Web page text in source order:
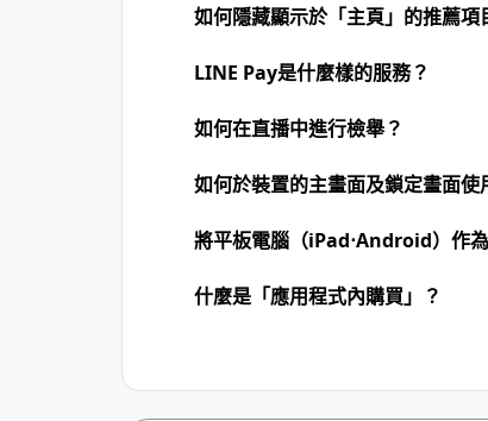
如何隱藏顯示於「主頁」的推薦項
LINE Pay是什麼樣的服務？
如何在直播中進行檢舉？
如何於裝置的主畫面及鎖定畫面使
將平板電腦（iPad⋅Android）作
什麼是「應用程式內購買」？